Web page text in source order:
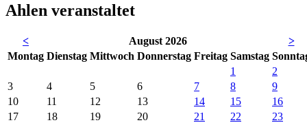
Ahlen veranstaltet
< August 2026
>
Montag Dienstag Mittwoch Donnerstag Freitag Samstag So
1
2
3
4 5 6 7 8
9
10
11 12 13 14 15
16
17
18 19 20 21 22
23